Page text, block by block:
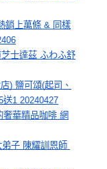
銷上萬條 & 同樣
士達茲 ふわふ舒
) 鹽可頌(起司、
1 20240427
奢華精品咖啡 網
子 陳耀訓恩師